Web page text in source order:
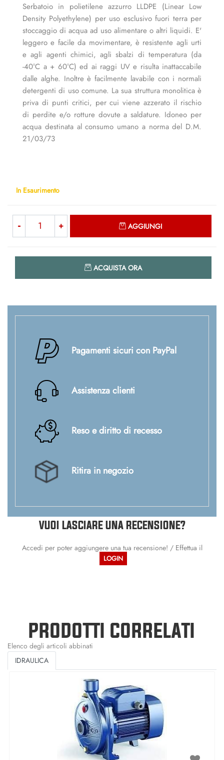
Serbatoio in polietilene azzurro LLDPE (Linear Low
Density Polyethylene) per uso esclusivo fuori terra per
stoccaggio di acqua ad uso alimentare o altri liquidi. E'
leggero e facile da movimentare, è resistente agli urti
e agli agenti chimici, agli sbalzi di temperatura (da
-40°C a + 60°C) ed ai raggi UV e risulta inattaccabile
dalle alghe. Inoltre è facilmente lavabile con i normali
detergenti di uso comune. La sua struttura monolitica è
priva di punti critici, per cui viene azzerato il rischio
di perdite e/o rotture dovute a saldature. Idoneo per
acqua destinata al consumo umano a norma del D.M.
21/03/73
In Esaurimento
AGGIUNGI
ACQUISTA ORA
Pagamenti sicuri con PayPal
Assistenza clienti
Reso e diritto di recesso
Ritira in negozio
VUOI LASCIARE UNA RECENSIONE?
Accedi per poter aggiungere una tua recensione! / Effettua il
LOGIN
PRODOTTI CORRELATI
Elenco degli articoli abbinati
IDRAULICA